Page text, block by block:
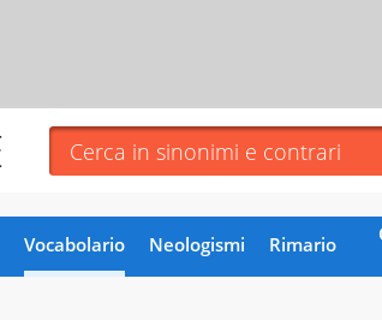
Vocabolario Neologismi Rimario